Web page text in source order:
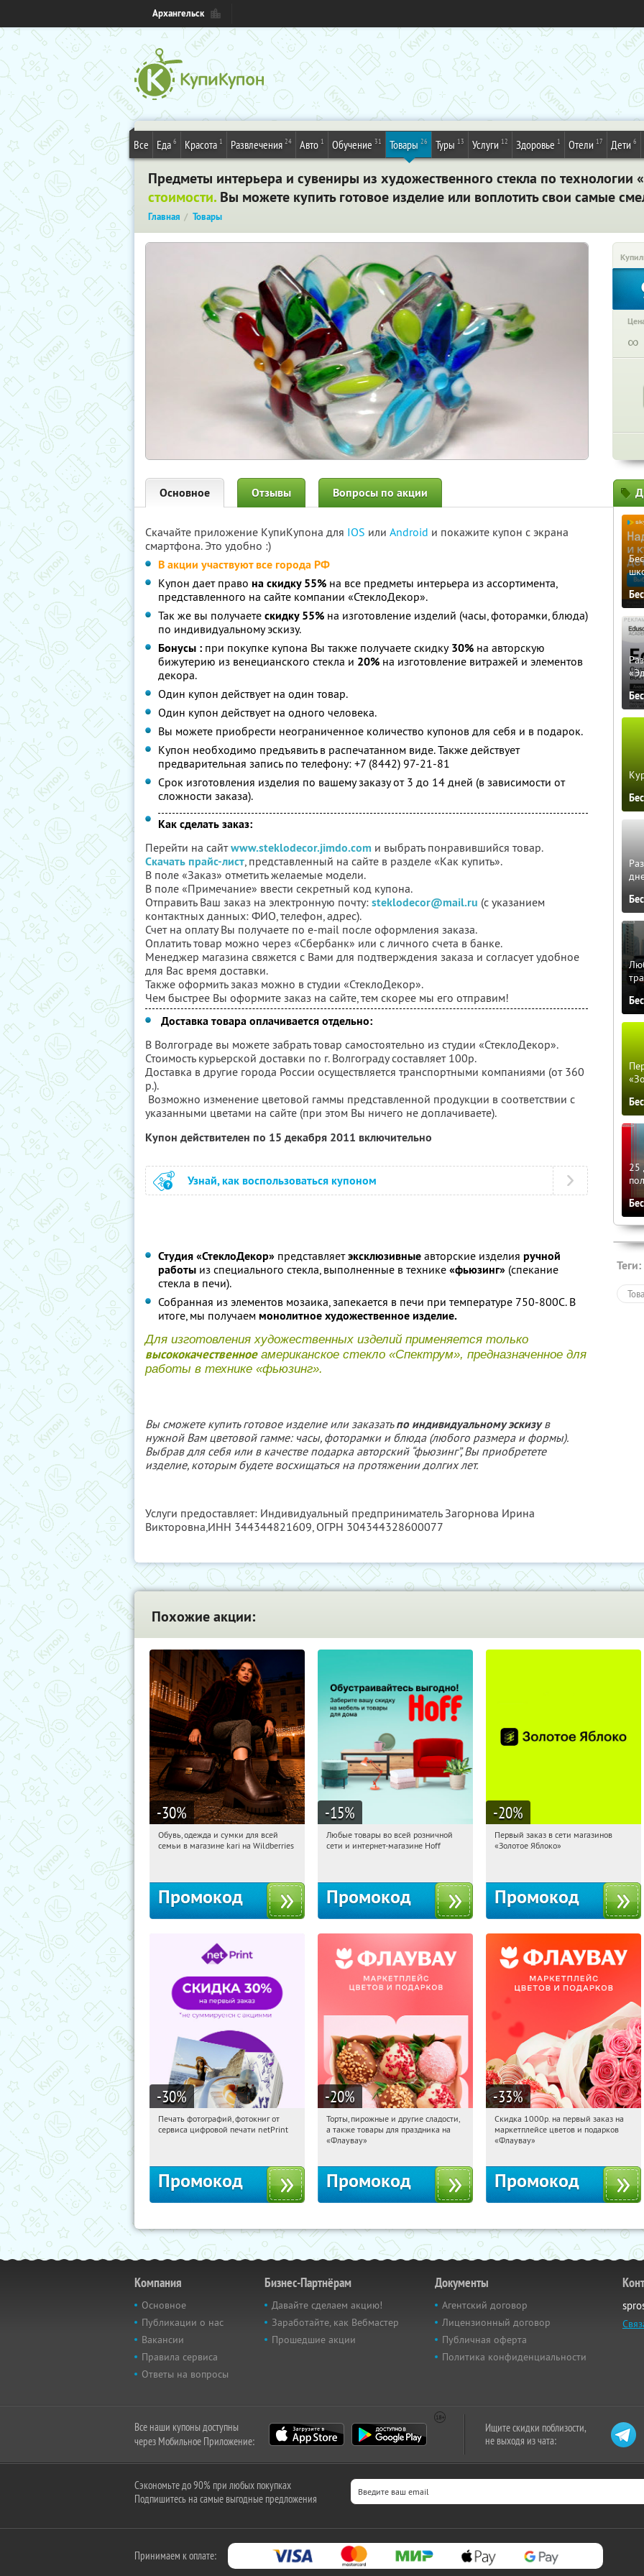
Архангельск
Все Еда 6 Красота 1 Развлечения 24 Авто 1 Обучение 31 Товары 26 Туры 13 Услуги 12 Здоровье 1 Отели 17 Дети 6
Предметы интерьера и сувениры из художественного стекла по технологии
стоимости. Вы можете купить готовое изделие или воплотить свои самые
Главная Товары
∞
Основное Отзывы Вопросы по акции
Скачайте приложение КупиКупона для IOS или Android и покажите купон с экрана
смартфона. Это удобно :)
В акции участвуют все города РФ
Купон дает право на скидку 55% на все предметы интерьера из ассортимента,
представленного на сайте компании «СтеклоДекор».
Так же вы получаете скидку 55% на изготовление изделий (часы, фоторамки, блюда)
по индивидуальному эскизу.
Бонусы : при покупке купона Вы также получаете скидку 30% на авторскую
бижутерию из венецианского стекла и 20% на изготовление витражей и элементов
декора.
Один купон действует на один товар.
Один купон действует на одного человека.
Вы можете приобрести неограниченное количество купонов для себя и в подарок.
Купон необходимо предъявить в распечатанном виде. Также действует
предварительная запись по телефону: +7 (8442) 97-21-81
Срок изготовления изделия по вашему заказу от 3 до 14 дней (в зависимости от
сложности заказа).
Как сделать заказ:
Перейти на сайтwww.steklodecor.jimdo.com и выбрать понравившийся товар.
Скачать прайс-лист, представленный на сайте в разделе «Как купить».
В поле «Заказ» отметить желаемые модели.
В поле «Примечание» ввести секретный код купона.
Отправить Ваш заказ на электронную почту: steklodecor@mail.ru (с указанием
контактных данных: ФИО, телефон, адрес).
Счет на оплату Вы получаете по e-mail после оформления заказа.
Оплатить товар можно через «Сбербанк» или с личного счета в банке.
Менеджер магазина свяжется с Вами для подтверждения заказа и согласует удобное
для Вас время доставки.
Также оформить заказ можно в студии «СтеклоДекор».
Чем быстрее Вы оформите заказ на сайте, тем скорее мы его отправим!
Доставка товара оплачивается отдельно:
В Волгограде вы можете забрать товар самостоятельно из студии «СтеклоДекор».
Стоимость курьерской доставки по г. Волгограду составляет 100р.
Доставка в другие города России осуществляется транспортными компаниями (от 360
р.).
Возможно изменение цветовой гаммы представленной продукции в соответствии с
указанными цветами на сайте (при этом Вы ничего не доплачиваете).
Купон действителен по 15 декабря 2011 включительно
Узнай, как воспользоваться купоном
Студия «СтеклоДекор» представляетэксклюзивные авторские изделия ручной
работы из специального стекла, выполненные в технике «фьюзинг» (спекание
стекла в печи).
Собранная из элементов мозаика, запекается в печи при температуре 750-800С. В
итоге, мы получаем монолитное художественное изделие.
Для изготовления художественных изделий применяется только
высококачественноеамериканское стекло «Спектрум», предназначенное для
работы в технике «фьюзинг».
Вы сможете купить готовое изделие или заказатьпо индивидуальному эскизув
нужной Вам цветовой гамме: часы, фоторамки и блюда (любого размера и формы).
Выбрав для себя или в качестве подарка авторский “фьюзинг”, Вы приобретете
изделие, которым будете восхищаться на протяжении долгих лет.
Услуги предоставляет: Индивидуальный предприниматель Загорнова Ирина
Викторовна,ИНН 344344821609, ОГРН 304344328600077
25
Теги:
Похожие акции:
-30%
19:58:44 Получили:
Обувь, одежда и сумки для всей
семьи в магазине kari на Wildberries
Промокод
-15%
19:58:44 Получили:
Любые товары во всей розничной
сети и интернет-магазине Hoff
Промокод
-20%
19:58:44
Получи первым!
Первый заказ в сети магазинов
«Золотое Яблоко»
Промокод
-30%
19:58:44 Получили:
Печать фотографий, фотокниг от
сервиса цифровой печати netPrint
Промокод
-20%
19:58:44 Получили:
Россия
Торты, пирожные и другие сладости,
а также товары для праздника на
«Флаувау»
Промокод
-33%
19:58:44 Получили:
Россия
Скидка 1000р. на первый заказ на
маркетплейсе цветов и подарков
«Флаувау»
Промокод
Компания
Основное
Публикации о нас
Вакансии
Правила сервиса
Ответы на вопросы
Бизнес-Партнёрам
Давайте сделаем акцию!
Заработайте, как Вебмастер
Прошедшие акции
Документы
Агентский договор
Лицензионный договор
Публичная оферта
Политика конфиденциальности
Все наши купоны доступны
через Мобильное Приложение:
Ищите скидки поблизости,
не выходя из чата:
Сэкономьте до 90% при любых покупках
Подпишитесь на самые выгодные предложения
Принимаем к оплате: